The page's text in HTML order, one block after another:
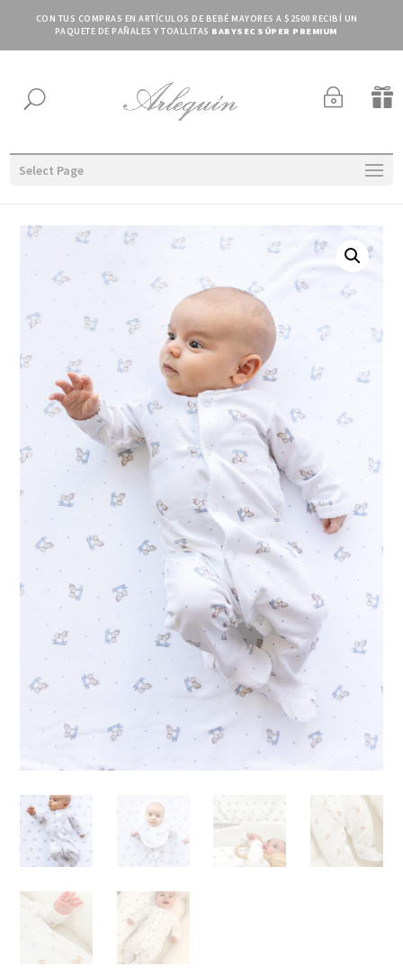
CON TUS COMPRAS EN ARTÍCULOS DE BEBÉ MAYORES A $2500 RECIBÍ UN
PAQUETE DE PAÑALES Y TOALLITAS BABYSEC SÚPER PREMIUM
U ~ 
Select Page